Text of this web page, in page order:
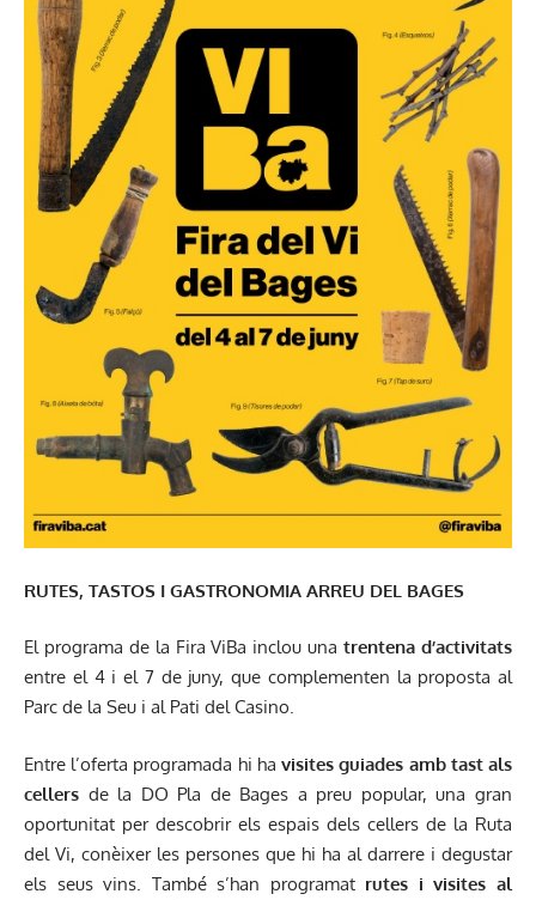
RUTES, TASTOS I GASTRONOMIA ARREU DEL BAGES
El programa de la Fira ViBa inclou unatrentena d’activitats
entre el 4 i el 7 de juny, que complementen la proposta al
Parc de la Seu i al Pati del Casino.
Entre l’oferta programada hi havisites guiades amb tast als
cellers de la DO Pla de Bages a preu popular, una gran
oportunitat per descobrir els espais dels cellers de la Ruta
del Vi, conèixer les persones que hi ha al darrere i degustar
els seus vins. També s’han programat rutes i visites al